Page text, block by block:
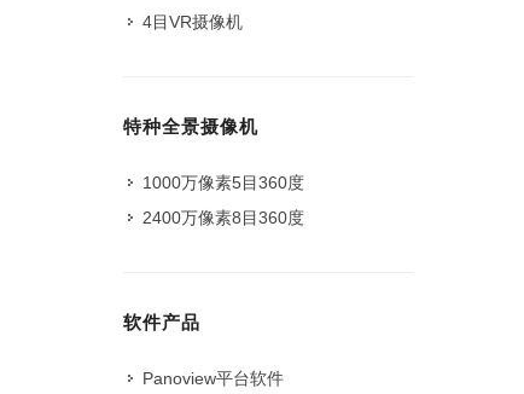
4目VR摄像机
特种全景摄像机
1000万像素5目360度
2400万像素8目360度
软件产品
Panoview平台软件